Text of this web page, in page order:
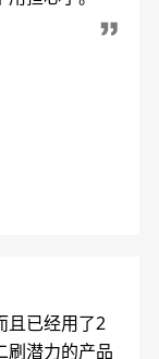
且已经用了2
刷潜力的产品